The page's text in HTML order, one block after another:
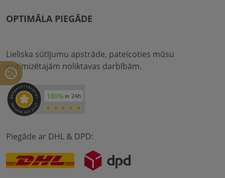
OPTIMĀLA PIEGĀDE
Lieliska sūtījumu apstrāde, pateicoties mūsu
optimizētajām noliktavas darbībām.
Piegāde ar DHL & DPD: